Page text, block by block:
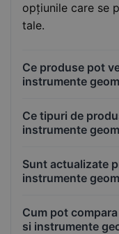
opțiunile care se
tale.
Ce produse pot
instrumente
Ce tipuri de
instrumente
Sunt actualizate
instrumente
Cum pot
si instrumente